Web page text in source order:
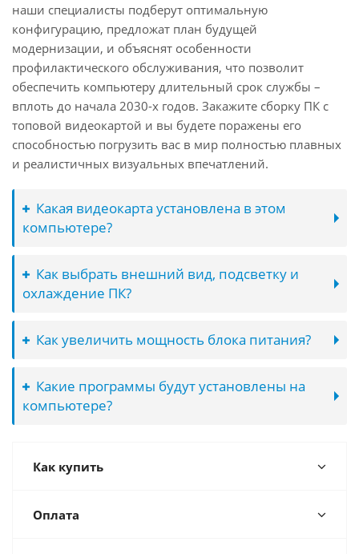
наши специалисты подберут оптимальную
конфигурацию, предложат план будущей
модернизации, и объяснят особенности
профилактического обслуживания, что позволит
обеспечить компьютеру длительный срок службы –
вплоть до начала 2030-х годов. Закажите сборку ПК с
топовой видеокартой и вы будете поражены его
способностью погрузить вас в мир полностью плавных
и реалистичных визуальных впечатлений.
Какая видеокарта установлена в этом
компьютере?
Как выбрать внешний вид, подсветку и
охлаждение ПК?
Как увеличить мощность блока питания?
Какие программы будут установлены на
компьютере?
Как купить
Оплата